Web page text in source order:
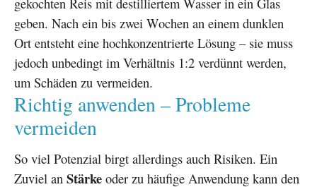
geben. Nach ein bis zwei Wochen an einem dunklen
Ort entsteht eine hochkonzentrierte Lösung – sie muss
jedoch unbedingt im Verhältnis 1:2 verdünnt werden,
um Schäden zu vermeiden.
Richtig anwenden – Probleme
vermeiden
So viel Potenzial birgt allerdings auch Risiken. Ein
Zuviel an Stärke oder zu häufige Anwendung kann den